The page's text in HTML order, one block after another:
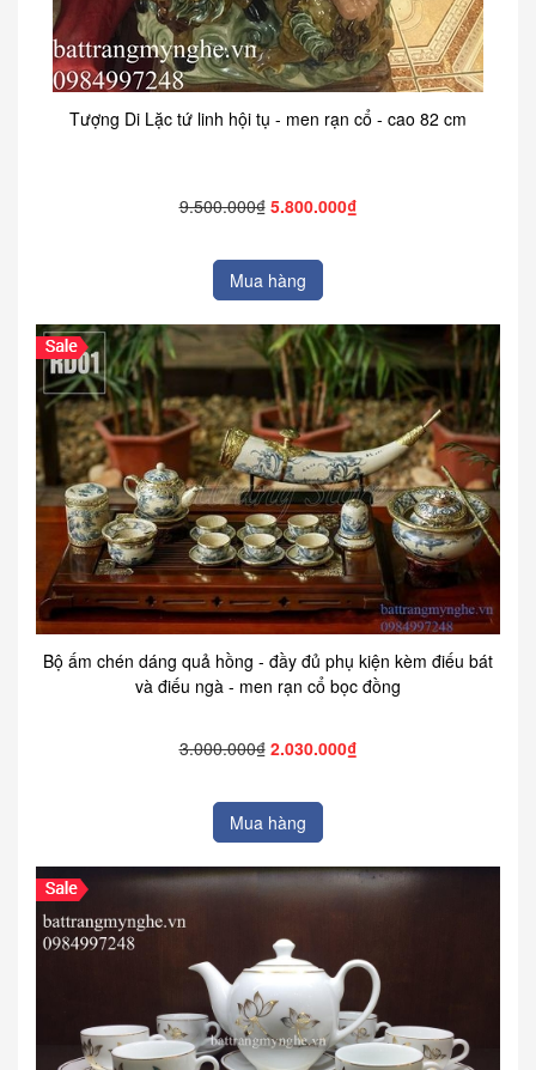
Tượng Di Lặc tứ linh hội tụ - men rạn cổ - cao 82 cm
9.500.000₫ 5.800.000₫
Mua hàng
Bộ ấm chén dáng quả hồng - đầy đủ phụ kiện kèm điếu bát
và điếu ngà - men rạn cổ bọc đồng
3.000.000₫ 2.030.000₫
Mua hàng